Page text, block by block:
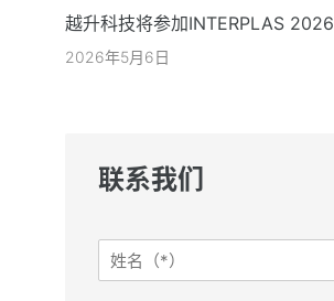
越升科技将参加INTERPLAS 2026
2026年5月6日
联系我们
姓
名